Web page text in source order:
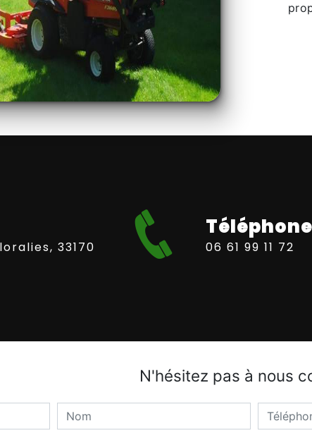
Téléphone
06 61 99 11 72
N'hésitez pas à nous